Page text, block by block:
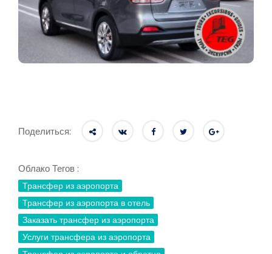
Поделиться:
Облако Тегов :
Трансфер из аэропорта
Трансфер из аэропорта в отель
Заказать трансфер из аэропорта
Услуги трансфера из аэропорта